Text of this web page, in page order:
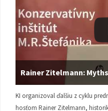
Rainer Zitelmann:
KI organizoval ďalšiu z cyklu
hosťom Rainer Zitelmann,